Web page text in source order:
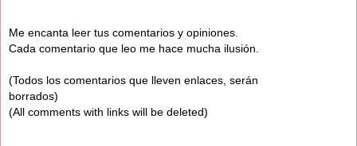
Me encanta leer tus comentarios y opiniones.
Cada comentario que leo me hace mucha ilusión.
(Todos los comentarios que lleven enlaces, serán
borrados)
(All comments with links will be deleted)